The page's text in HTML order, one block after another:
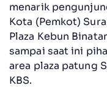
menarik
Kota (Pemkot)
Plaza Kebun
sampai saat ini
area plaza patung
KBS.